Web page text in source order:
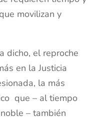
movilizan y
dicho, el reproche
en la Justicia
la más
que – al tiempo
– también